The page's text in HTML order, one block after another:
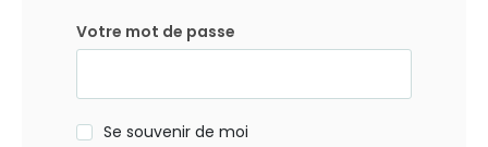
Votre mot de passe
Se souvenir de moi